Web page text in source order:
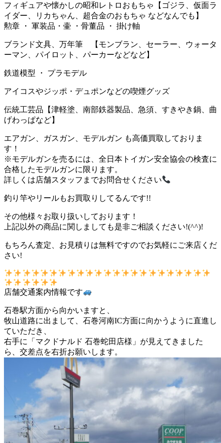
フィギュアや懐かしの昭和レトロおもちゃ【ゴジラ、仮面ラ
イダー、リカちゃん、超合金のおもちゃ などなんでも】
勲章 ・ 軍装品・壷 ・骨董品 ・ 掛け軸
ブランド文具、万年筆 【モンブラン、セーラー、ウォータ
ーマン、パイロット、パーカーなどなど】
鉄道模型 ・ プラモデル
アイコスやジッポ・デュポンなどの喫煙グッズ
伝統工芸品【津軽塗、南部鉄器製品、急須、すきやき鍋、曲
げわっぱなど】
エアガン、ガスガン、モデルガン も高価買取しておりま
す！
※モデルガンを売るには、全日本トイガン安全協会の検査に
合格したモデルガンに限ります。
詳しくは店舗スタッフまでお問合せください
釣り竿やリールもお買取りしてるんです!!
その他様々お取り扱いしております！
上記以外の商品に関しましても是非ご相談ください!(^^)!
もちろん査定、お見積りは無料ですのでお気軽にご来店くだ
さい!
店舗交通案内情報です
石巻駅方面から向かいますと、
牧山道路に出まして、石巻河南IC方面に向かうように直進し
ていただき、
右手に「マクドナルド 石巻蛇田店様」が見えてきました
ら、交差点を右折お願いします。